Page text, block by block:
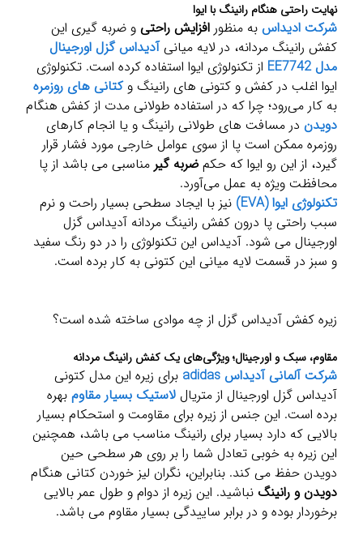
نهایت راحتی هنگام رانینگ با ایوا
شرکت ادیداس به منظور افزایش راحتی و ضربه گیری این
کفش رانینگ مردانه، در لایه میانیآدیداس گزل اورجینال
مدل EE7742
از تکنولوژی ایوا استفاده کرده است. تکنولوژی
ایوا اغلب در کفش و کتونی های رانینگ وکتانی های روزمره
به کار می‌رود؛ چرا که در استفاده طولانی مدت از کفش هنگام
دویدن در مسافت های طولانی رانینگ و یا انجام کارهای
روزمره ممکن است پا از سوی عوامل خارجی مورد فشار قرار
گیرد، از این رو ایوا که حکمضربه گیر مناسبی می باشد از پا
محافظت ویژه به عمل می‌آورد.
تکنولوژی ایوا (EVA)
نیز با ایجاد سطحی بسیار راحت و نرم
سبب راحتی پا درون کفش رانینگ مردانه آدیداس گزل
اورجینال می شود. آدیداس این تکنولوژی را در دو رنگ سفید
و سبز در قسمت لایه میانی این کتونی به کار برده است.
زیره کفش آدیداس گزل از چه موادی ساخته شده است؟
مقاوم، سبک و اورجینال؛ ویژگی‌های یک کفش رانینگ مردانه
شرکت آلمانی آدیداس adidas
برای زیره این مدل کتونی
آدیداس گزل اورجینال از متریال لاستیک بسیار مقاوم بهره
برده است. این جنس از زیره برای مقاومت و استحکام بسیار
بالایی که دارد بسیار برای رانینگ مناسب می باشد، همچنین
این زیره به خوبی تعادل شما را بر روی هر سطحی حین
دویدن حفظ می کند. بنابراین، نگران لیز خوردن کتانی هنگام
دویدن و رانینگ نباشید. این زیره از دوام و طول عمر بالایی
برخوردار بوده و در برابر ساییدگی بسیار مقاوم می باشد.